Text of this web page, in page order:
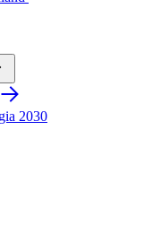
2030